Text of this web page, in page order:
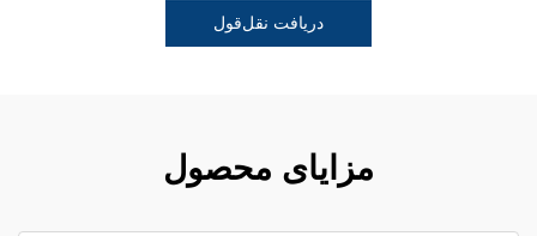
دریافت نقل‌قول
مزایای محصول